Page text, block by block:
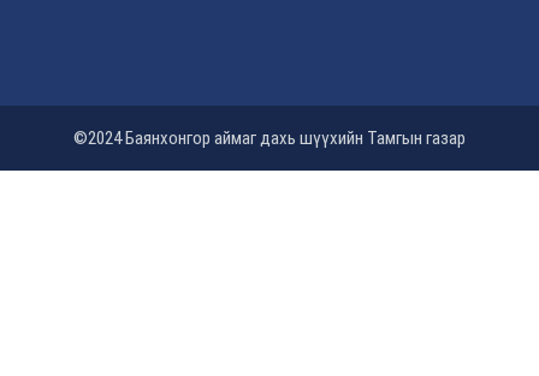
©2024 Баянхонгор аймаг дахь шүүхийн Тамгын газар